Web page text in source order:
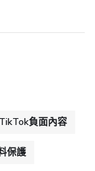
TikTok負面內容
保護